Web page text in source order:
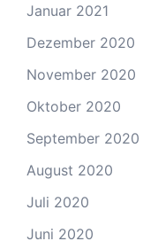
Januar 2021
Dezember 2020
November 2020
Oktober 2020
September 2020
August 2020
Juli 2020
Juni 2020